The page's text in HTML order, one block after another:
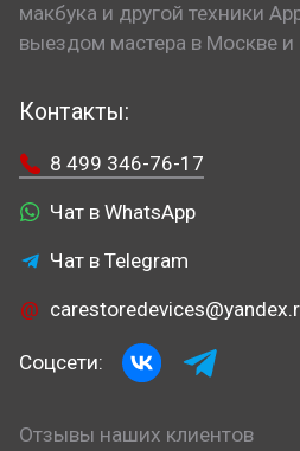
макбука и другой техники
выездом мастера в Москве и
Контакты:
8 499 346-76-17
Чат в WhatsApp
Чат в Telegram
Соцсети:
Отзывы наших клиентов